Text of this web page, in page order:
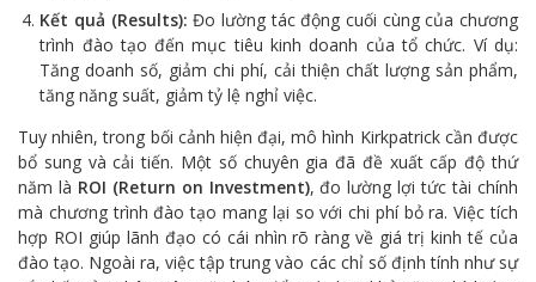
Kết quả (Results): Đo lường tác động cuối cùng của chương
trình đào tạo đến mục tiêu kinh doanh của tổ chức. Ví dụ:
Tăng doanh số, giảm chi phí, cải thiện chất lượng sản phẩm,
tăng năng suất, giảm tỷ lệ nghỉ việc.
Tuy nhiên, trong bối cảnh hiện đại, mô hình Kirkpatrick cần được
bổ sung và cải tiến. Một số chuyên gia đã đề xuất cấp độ thứ
năm là ROI (Return on Investment), đo lường lợi tức tài chính
mà chương trình đào tạo mang lại so với chi phí bỏ ra. Việc tích
hợp ROI giúp lãnh đạo có cái nhìn rõ ràng về giá trị kinh tế của
đào tạo. Ngoài ra, việc tập trung vào các chỉ số định tính như sự